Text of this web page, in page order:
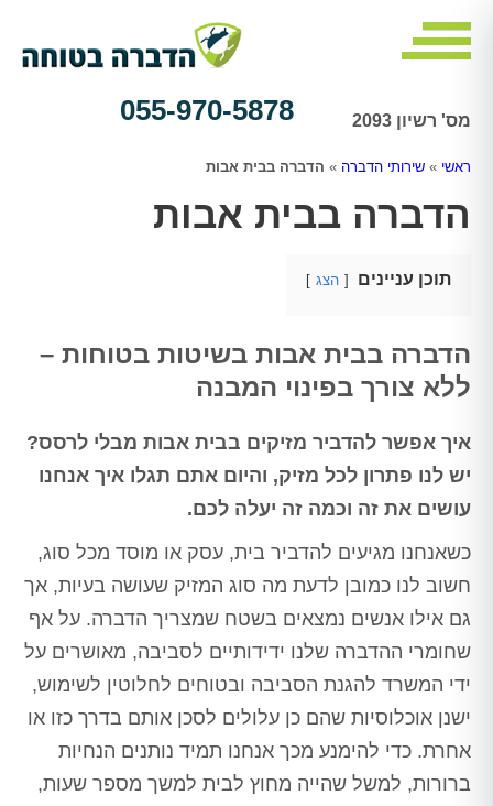
מס' רשיון 2093 055-970-5878
ראשי » שירותי הדברה » הדברה בבית אבות
הדברה בבית אבות
תוכן עניינים הצג
הדברה בבית אבות בשיטות בטוחות –
ללא צורך בפינוי המבנה
איך אפשר להדביר מזיקים בבית אבות מבלי לרסס?
יש לנו פתרון לכל מזיק, והיום אתם תגלו איך אנחנו
עושים את זה וכמה זה יעלה לכם.
כשאנחנו מגיעים להדביר בית, עסק או מוסד מכל סוג,
חשוב לנו כמובן לדעת מה סוג המזיק שעושה בעיות, אך
גם אילו אנשים נמצאים בשטח שמצריך הדברה. על אף
שחומרי ההדברה שלנו ידידותיים לסביבה, מאושרים על
ידי המשרד להגנת הסביבה ובטוחים לחלוטין לשימוש,
ישנן אוכלוסיות שהם כן עלולים לסכן אותם בדרך כזו או
אחרת. כדי להימנע מכך אנחנו תמיד נותנים הנחיות
ברורות, למשל שהייה מחוץ לבית למשך מספר שעות,